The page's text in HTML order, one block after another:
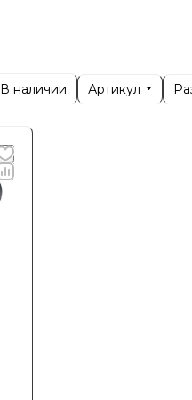
стильным
В наличии Артикул